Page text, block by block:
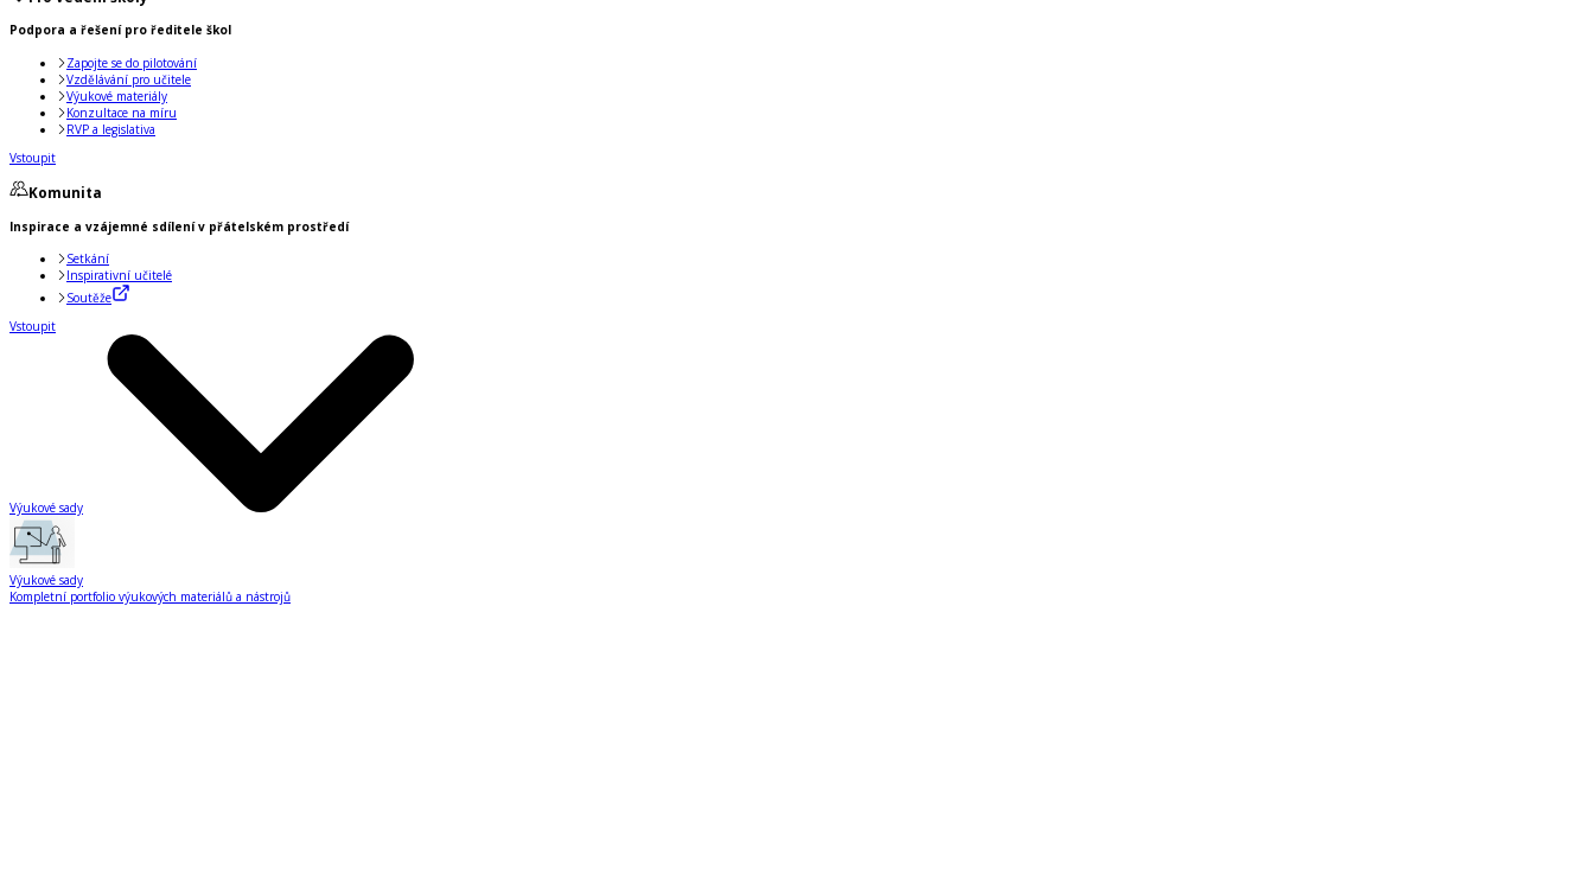
Podpora a řešení pro ředitele škol
Zapojte se do pilotování
Vzdělávání pro učitele
Výukové materiály
Konzultace na míru
RVP a legislativa
Vstoupit
Komunita
Inspirace a vzájemné sdílení v přátelském prostředí
Setkání
Inspirativní učitelé
Soutěže
Vstoupit
Výukové sady
Výukové sady
Kompletní portfolio výukových materiálů a nástrojů